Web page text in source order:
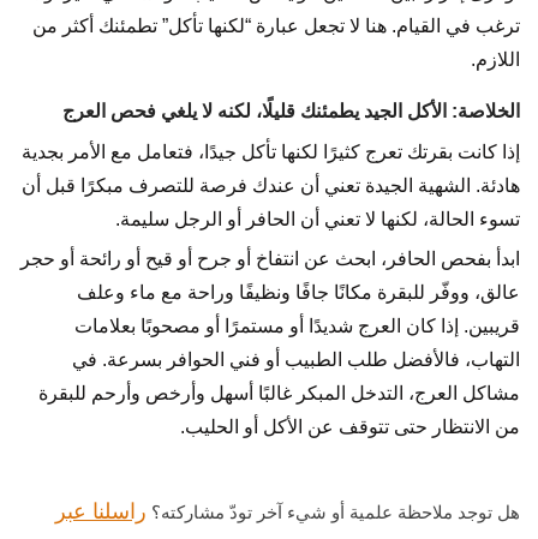
ترغب في القيام. هنا لا تجعل عبارة “لكنها تأكل” تطمئنك أكثر من
اللازم.
الخلاصة: الأكل الجيد يطمئنك قليلًا، لكنه لا يلغي فحص العرج
إذا كانت بقرتك تعرج كثيرًا لكنها تأكل جيدًا، فتعامل مع الأمر بجدية
هادئة. الشهية الجيدة تعني أن عندك فرصة للتصرف مبكرًا قبل أن
تسوء الحالة، لكنها لا تعني أن الحافر أو الرجل سليمة.
ابدأ بفحص الحافر، ابحث عن انتفاخ أو جرح أو قيح أو رائحة أو حجر
عالق، ووفّر للبقرة مكانًا جافًا ونظيفًا وراحة مع ماء وعلف
قريبين. إذا كان العرج شديدًا أو مستمرًا أو مصحوبًا بعلامات
التهاب، فالأفضل طلب الطبيب أو فني الحوافر بسرعة. في
مشاكل العرج، التدخل المبكر غالبًا أسهل وأرخص وأرحم للبقرة
من الانتظار حتى تتوقف عن الأكل أو الحليب.
هل توجد ملاحظة علمية أو شيء آخر تودّ مشاركته؟ راسلنا عبر